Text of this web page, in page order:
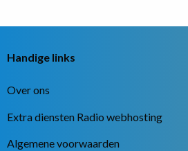
Handige links
Over ons
Extra diensten Radio webhosting
Algemene voorwaarden